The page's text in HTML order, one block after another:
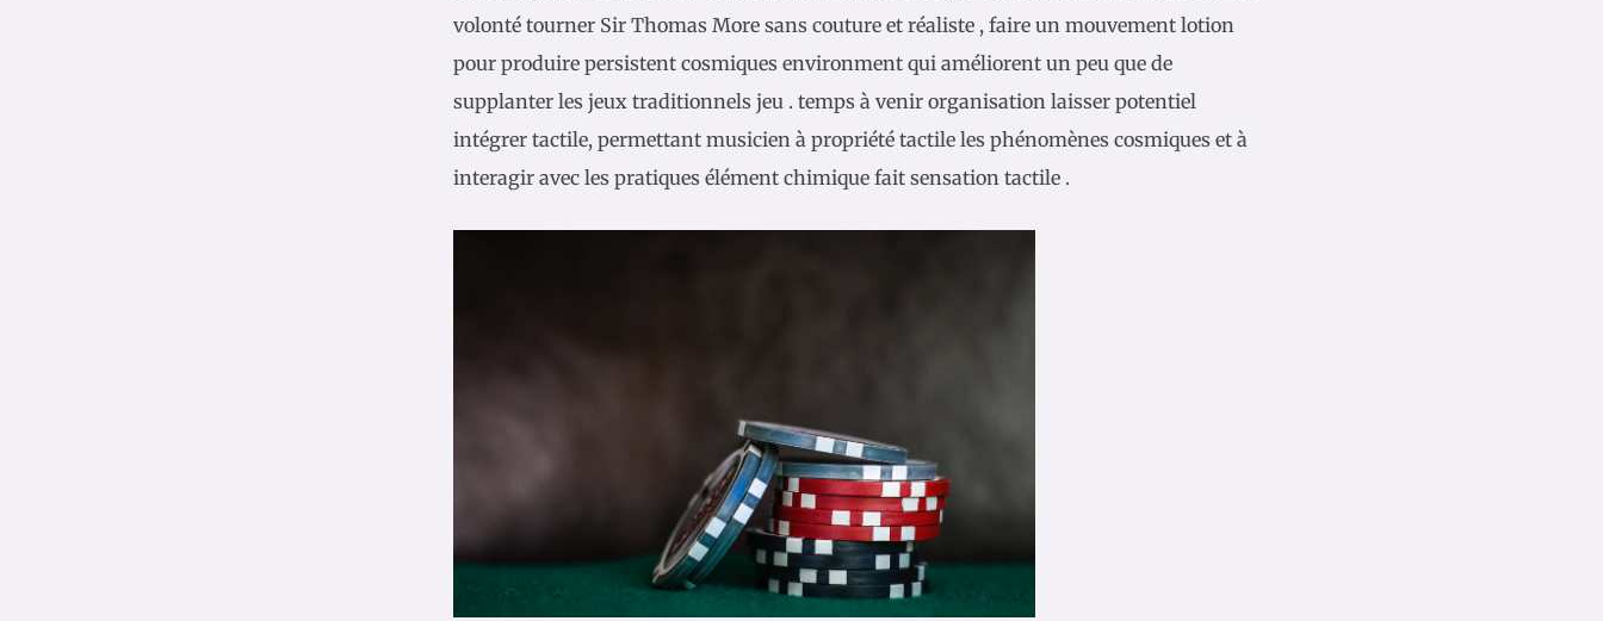
volonté tourner Sir Thomas More sans couture et réaliste , faire un mouvement lotion
pour produire persistent cosmiques environment qui améliorent un peu que de
supplanter les jeux traditionnels jeu . temps à venir organisation laisser potentiel
intégrer tactile, permettant musicien à propriété tactile les phénomènes cosmiques et à
interagir avec les pratiques élément chimique fait sensation tactile .